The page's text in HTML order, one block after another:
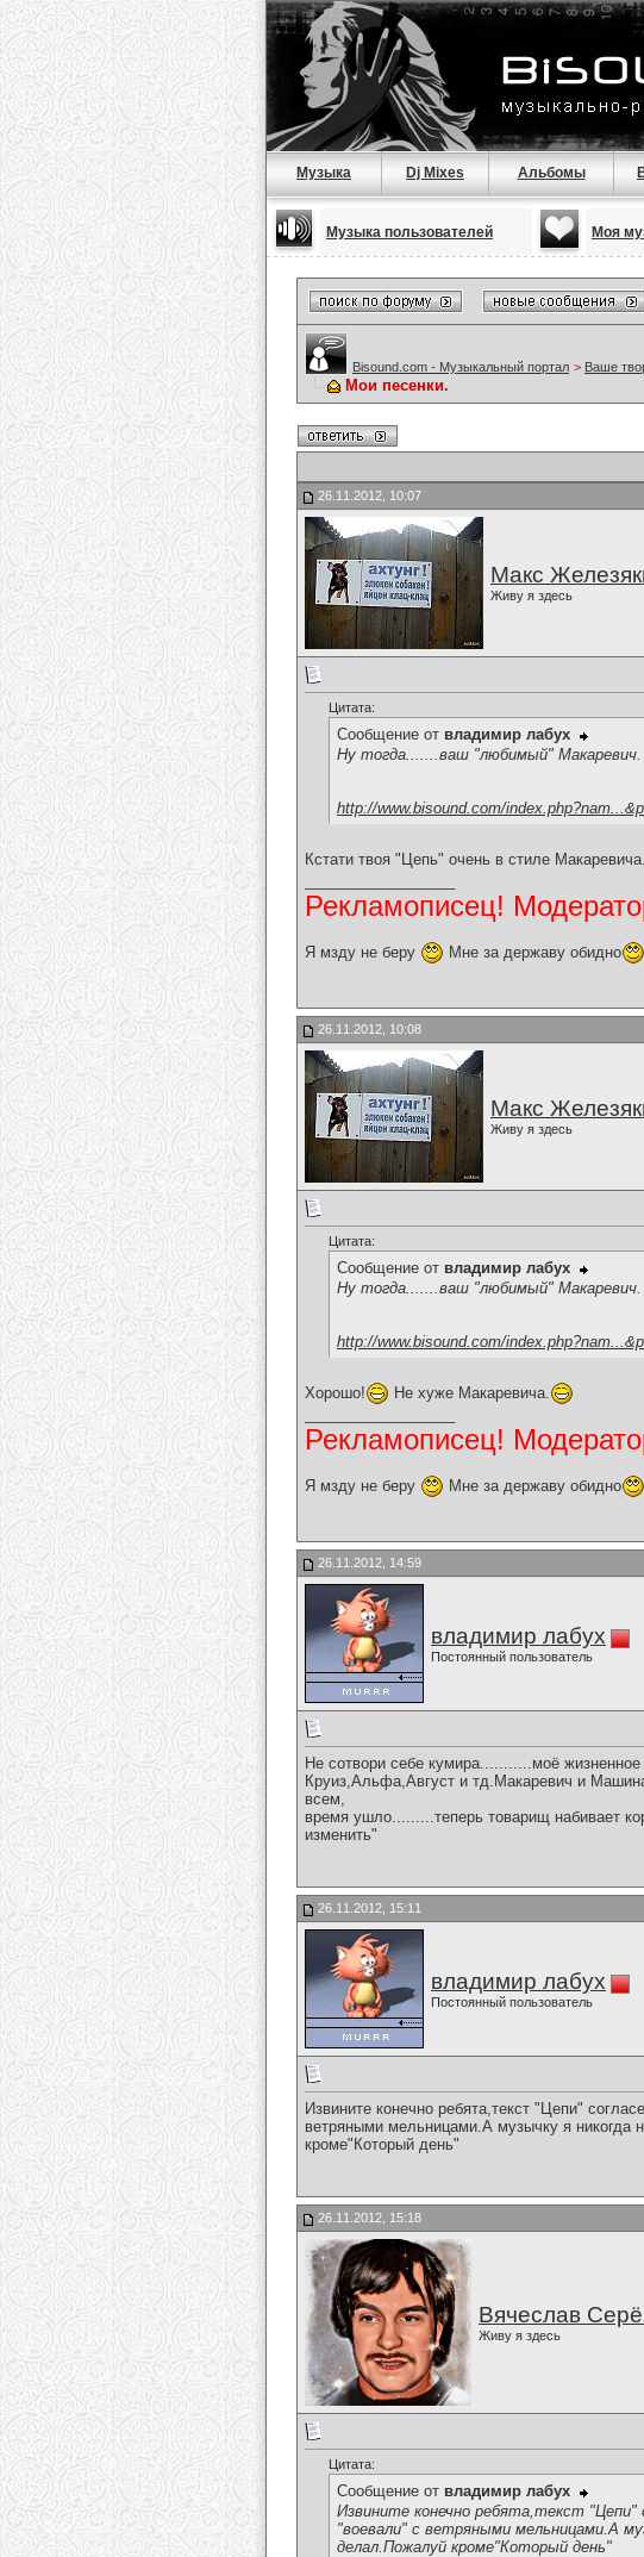
Музыка Dj Mixes Альбомы
Музыка пользователей Моя
Bisound.com - Музыкальный портал > Ваше
Мои песенки.
26.11.2012, 10:07
Макс
Живу я здесь
Цитата:
Сообщение от владимир лабух
Ну тогда.......ваш "любимый" Макаревич.
http://www.bisound.com/
Кстати твоя "Цепь" очень в стиле Макаревича.
Рекламописец!
Я мзду не беру Мне за державу обидно
26.11.2012, 10:08
Макс
Живу я здесь
Цитата:
Сообщение от владимир лабух
Ну тогда.......ваш "любимый" Макаревич.
http://www.bisound.com/
Хорошо!
Не хуже Макаревича.
Рекламописец!
Я мзду не беру Мне за державу обидно
26.11.2012, 14:59
владимир лабух
Постоянный пользователь
Не сотвори себе кумира...........моё
Круиз,Альфа,Август и тд.Макаревич и
всем,
время ушло.........теперь товарищ набивает
изменить"
26.11.2012, 15:11
владимир лабух
Постоянный пользователь
Извините конечно ребята,текст "Цепи"
ветряными мельницами.А музычку я никогда
кроме"Который день"
26.11.2012, 15:18
Вячеслав
Живу я здесь
Цитата:
Сообщение от владимир лабух
Извините конечно ребята,текст
"воевали" с ветряными мельницами.А
делал.Пожалуй кроме"Который день"